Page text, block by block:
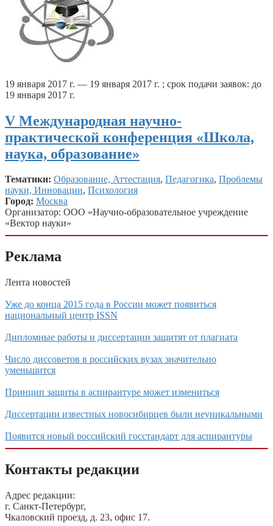
19 января 2017 г. — 19 января 2017 г. ; срок подачи заявок: до
19 января 2017 г.
V Международная научно-
практической конференция «Школа,
наука, образование»
Тематики: Образование, Аттестация, Педагогика, Проблемы
науки, Инновации, Психология
Город: Москва
Организатор: ООО «Научно-образовательное учреждение
«Вектор науки»
Реклама
Лента новостей
Уже до конца 2015 года в России может появиться
национальный центр ISSN
Дипломные работы и диссертации защитят от плагиата
Число диссоветов в российских вузах значительно
уменьшится
Принцип защиты в аспирантуре может измениться
Диссертации известных новосибирцев были неуникальными
Появится новый российский госстандарт для аспирантуры
Контакты редакции
Адрес редакции:
г. Санкт-Петербург,
Чкаловский проезд, д. 23, офис 17.